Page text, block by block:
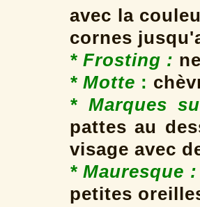
avec la
cornes
* Frosting :
* Motte :
* Marques
pattes au
visage avec
* Mauresque :
petites